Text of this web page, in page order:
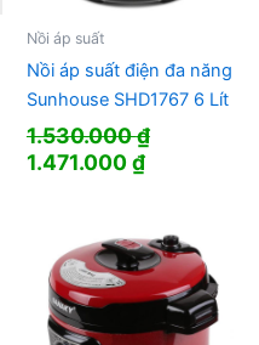
Nồi áp suất
Nồi áp suất điện đa năng
Sunhouse SHD1767 6 Lít
1.530.000₫
Giá
1.530.000 ₫.
1.471.000₫Giá
là:
1.471.000